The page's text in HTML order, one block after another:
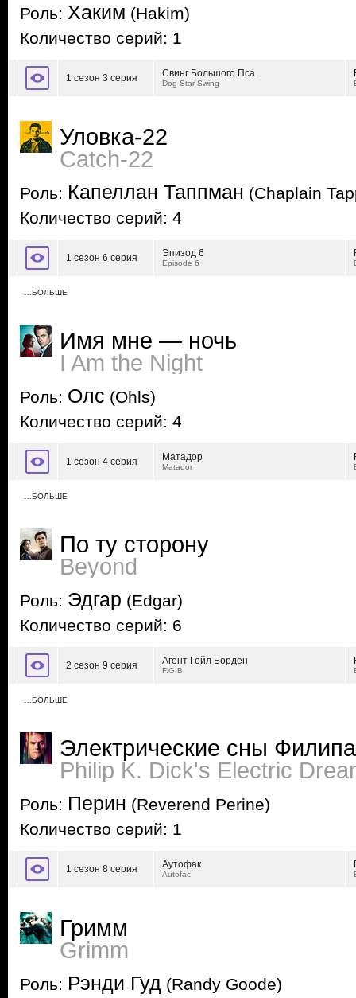
Роль: Хаким (Hakim)
Количество серий: 1
1 сезон 3 серия Свинг Большого Пса
Dog Star Swing
Уловка-22
Catch-22
Роль: Капеллан Таппман (Chaplain
Количество серий: 4
1 сезон 6 серия Эпизод 6
Episode 6
…БОЛЬШЕ
Имя мне — ночь
I Am the Night
Роль: Олс (Ohls)
Количество серий: 4
1 сезон 4 серия Матадор
Matador
…БОЛЬШЕ
По ту сторону
Beyond
Роль: Эдгар (Edgar)
Количество серий: 6
2 сезон 9 серия Агент Гейл Борден
F.G.B.
…БОЛЬШЕ
Электрические сны
Philip K. Dick's Electric
Роль: Перин (Reverend Perine)
Количество серий: 1
1 сезон 8 серия Аутофак
Autofac
Гримм
Grimm
Роль: Рэнди Гуд (Randy Goode)